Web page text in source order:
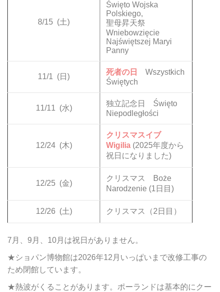
8/15 (土)
Święto Wojska
Polskiego,
聖母昇天祭
Wniebowzięcie
Najświętszej Maryi
Panny
11/1 (日)
死者の日
Wszystkich
Świętych
11/11 (水)
独立記念日 Święto
Niepodległości
12/24 (木)
クリスマスイブ
Wigilia (2025年度から
祝日になりました)
12/25 (金)
クリスマス Boże
Narodzenie (1日目)
12/26 (土) クリスマス（2日目）
7月、9月、10月は祝日がありません。
★ショパン博物館は2026年12月いっぱいまで改修工事の
ため閉館しています。
★熱波がくることがあります。ポーランドは基本的にクー